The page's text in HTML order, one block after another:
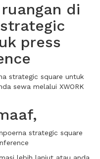
di
press
strategic square untuk
sewa melalui XWORK
strategic square